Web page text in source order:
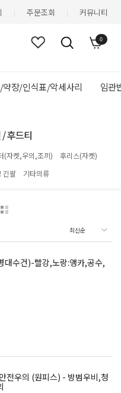
주문조회 커뮤니티
0
장/인식표/악세사리 임관
후드티
(자켓,우의,조끼)
후리스(자켓)
긴팔 기타의류
대수건)-빨강,노랑:앵카,공수,
전우의 (원피스) - 방범우비,청